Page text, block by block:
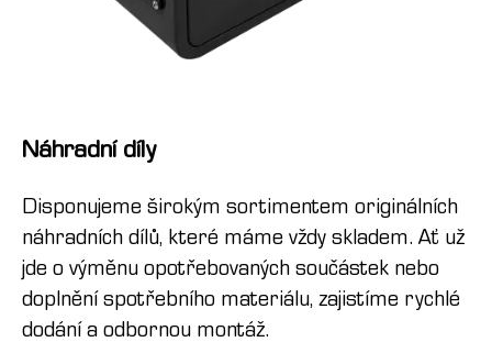
Náhradní díly
Disponujeme širokým sortimentem originálních
náhradních dílů, které máme vždy skladem. Ať už
jde o výměnu opotřebovaných součástek nebo
doplnění spotřebního materiálu, zajistíme rychlé
dodání a odbornou montáž.